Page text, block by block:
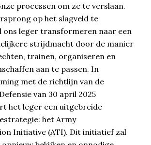
processen om ze te verslaan.
op het slagveld te
ons leger transformeren naar een
strijdmacht door de manier
trainen, organiseren en
aan te passen. In
met de richtlijn van de
van 30 april 2025
het leger een uitgebreide
het Army
Initiative (ATI). Dit initiatief zal